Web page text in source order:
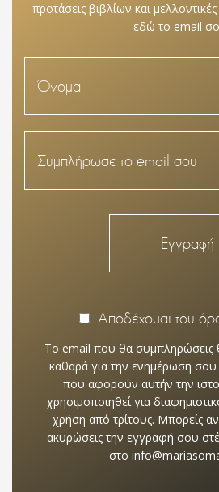
προτάσεις βιβλίων και
εδώ το email
Αποδέχομαι του
Το email που θα συμπληρώσεις
καθαρά για την ενημέρωση σου
που αφορούν αυτήν την
χρησιμοποιηθεί για
χρήση από τρίτους. Μπορείς
ακυρώσεις την εγγραφή σου
στο